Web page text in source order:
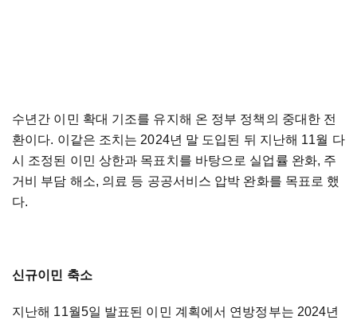
수년간 이민 확대 기조를 유지해 온 정부 정책의 중대한 전
환이다. 이같은 조치는 2024년 말 도입된 뒤 지난해 11월 다
시 조정된 이민 상한과 목표치를 바탕으로 실업률 완화, 주
거비 부담 해소, 의료 등 공공서비스 압박 완화를 목표로 했
다.
신규이민 축소
지난해 11월5일 발표된 이민 계획에서 연방정부는 2024년